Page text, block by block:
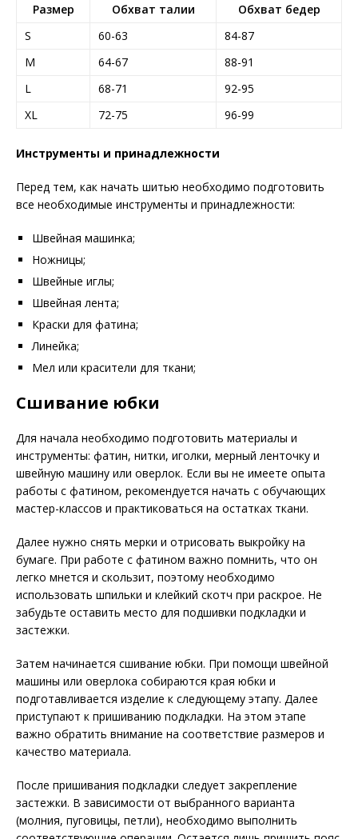
Размер Обхват талии
Обхват бедер
S
60-63
84-87
M
64-67
88-91
L
68-71
92-95
XL
72-75 96-99
Инструменты и принадлежности
Перед тем, как начать шитью необходимо подготовить
все необходимые инструменты и принадлежности:
Швейная машинка;
Ножницы;
Швейные иглы;
Швейная лента;
Краски для фатина;
Линейка;
Мел или красители для ткани;
Сшивание юбки
Для начала необходимо подготовить материалы и
инструменты: фатин, нитки, иголки, мерный ленточку и
швейную машину или оверлок. Если вы не имеете опыта
работы с фатином, рекомендуется начать с обучающих
мастер-классов и практиковаться на остатках ткани.
Далее нужно снять мерки и отрисовать выкройку на
бумаге. При работе с фатином важно помнить, что он
легко мнется и скользит, поэтому необходимо
использовать шпильки и клейкий скотч при раскрое. Не
забудьте оставить место для подшивки подкладки и
застежки.
Затем начинается сшивание юбки. При помощи швейной
машины или оверлока собираются края юбки и
подготавливается изделие к следующему этапу. Далее
приступают к пришиванию подкладки. На этом этапе
важно обратить внимание на соответствие размеров и
качество материала.
После пришивания подкладки следует закрепление
застежки. В зависимости от выбранного варианта
(молния, пуговицы, петли), необходимо выполнить